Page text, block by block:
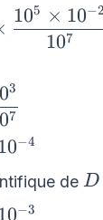
107
105 × 10−2
07
03
0−4
de D
D
0−3